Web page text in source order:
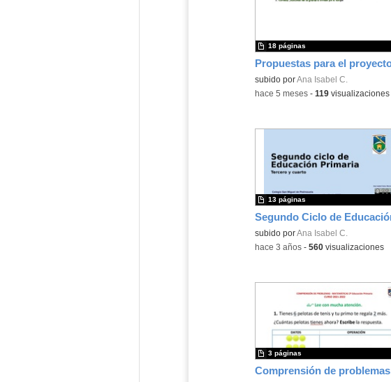
Contenido educativo.
subido porAna Isabel C.
18 páginas
-hace 5 meses- 119visualizaciones
Contenido educativo.
subido porAna Isabel C.
13 páginas
-hace 3 años- 560visualizaciones
Comprensión de problemas
3 páginas